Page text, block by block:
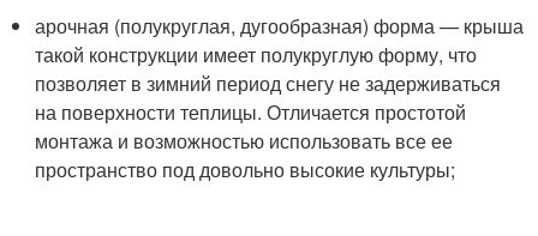
арочная (полукруглая, дугообразная) форма — крыша
такой конструкции имеет полукруглую форму, что
позволяет в зимний период снегу не задерживаться
на поверхности теплицы. Отличается простотой
монтажа и возможностью использовать все ее
пространство под довольно высокие культуры;